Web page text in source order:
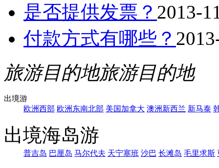
是否提供发票？ 2013-
付款方式有哪些？
旅游目的地旅游目的地
出境游
欧洲西部 欧洲东南北部 美国加拿大 澳洲新西兰 新马泰
出境海岛游
普吉岛 巴厘岛 马尔代夫 天宁塞班 沙巴 长滩岛 毛里求斯